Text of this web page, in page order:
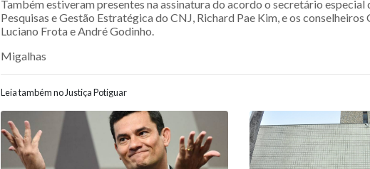
Também estiveram presentes na assinatura do acordo o secretário especial
Pesquisas e Gestão Estratégica do CNJ, Richard Pae Kim, e os conselheiros
Luciano Frota e André Godinho.
Migalhas
Leia também no Justiça Potiguar
Navegação entre posts